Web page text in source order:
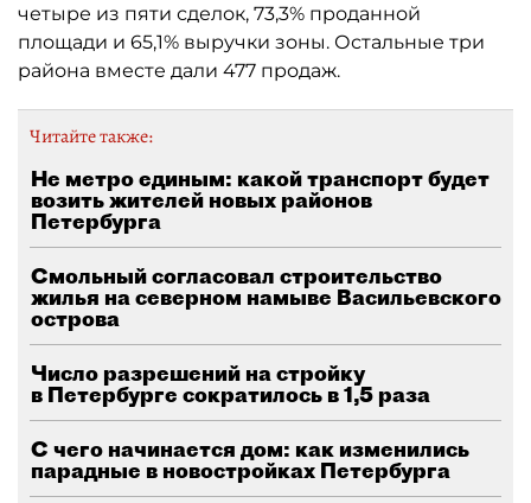
четыре из пяти сделок, 73,3% проданной
площади и 65,1% выручки зоны. Остальные три
района вместе дали 477 продаж.
Читайте также:
Не метро единым: какой транспорт будет
возить жителей новых районов
Петербурга
Смольный согласовал строительство
жилья на северном намыве Васильевского
острова
Число разрешений на стройку
в Петербурге сократилось в 1,5 раза
С чего начинается дом: как изменились
парадные в новостройках Петербурга